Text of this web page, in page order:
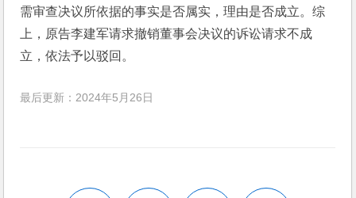
需审查决议所依据的事实是否属实，理由是否成立。综
上，原告李建军请求撤销董事会决议的诉讼请求不成
立，依法予以驳回。
最后更新：2024年5月26日